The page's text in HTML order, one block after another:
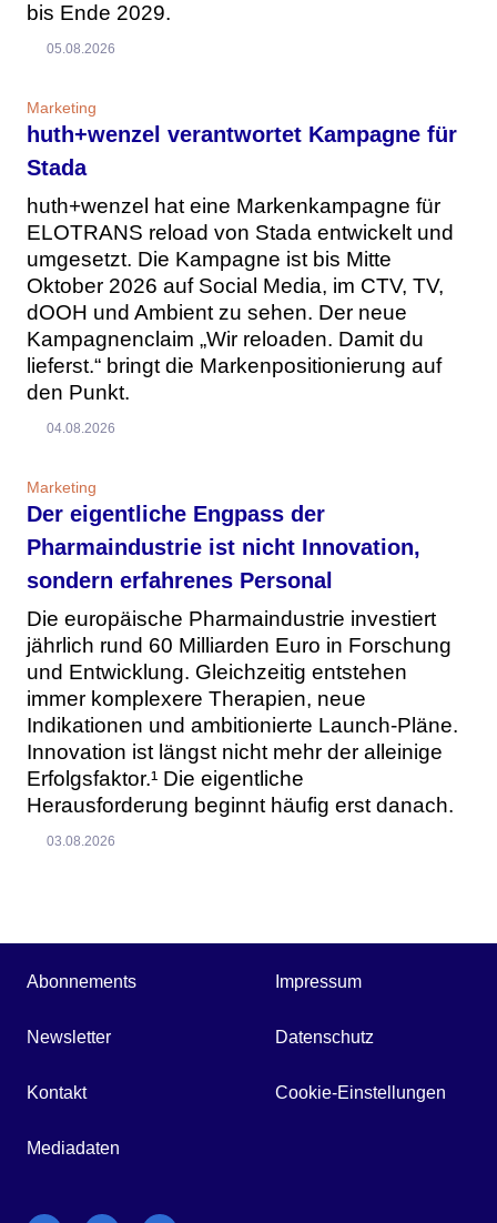
bis Ende 2029.
05.08.2026
Marketing
huth+wenzel verantwortet Kampagne für
Stada
huth+wenzel hat eine Markenkampagne für
ELOTRANS reload von Stada entwickelt und
umgesetzt. Die Kampagne ist bis Mitte
Oktober 2026 auf Social Media, im CTV, TV,
dOOH und Ambient zu sehen. Der neue
Kampagnenclaim „Wir reloaden. Damit du
lieferst.“ bringt die Markenpositionierung auf
den Punkt.
04.08.2026
Marketing
Der eigentliche Engpass der
Pharmaindustrie ist nicht Innovation,
sondern erfahrenes Personal
Die europäische Pharmaindustrie investiert
jährlich rund 60 Milliarden Euro in Forschung
und Entwicklung. Gleichzeitig entstehen
immer komplexere Therapien, neue
Indikationen und ambitionierte Launch-Pläne.
Innovation ist längst nicht mehr der alleinige
Erfolgsfaktor.¹ Die eigentliche
Herausforderung beginnt häufig erst danach.
03.08.2026
Abonnements
Newsletter
Kontakt
Mediadaten
Impressum
Datenschutz
Cookie-Einstellungen